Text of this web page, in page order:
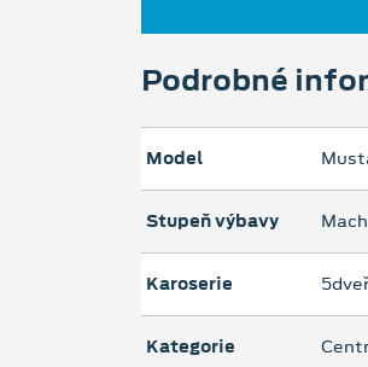
Podrobné
Model
Stupeň výbavy
Karoserie
Kategorie